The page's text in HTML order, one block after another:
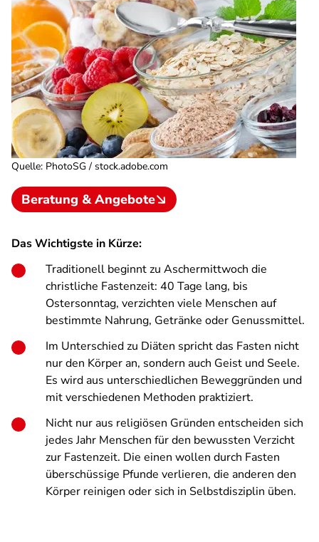
Quelle: PhotoSG / stock.adobe.com
Beratung & Angebote
Das Wichtigste in Kürze:
Traditionell beginnt zu Aschermittwoch die
christliche Fastenzeit: 40 Tage lang, bis
Ostersonntag, verzichten viele Menschen auf
bestimmte Nahrung, Getränke oder Genussmittel.
Im Unterschied zu Diäten spricht das Fasten nicht
nur den Körper an, sondern auch Geist und Seele.
Es wird aus unterschiedlichen Beweggründen und
mit verschiedenen Methoden praktiziert.
Nicht nur aus religiösen Gründen entscheiden sich
jedes Jahr Menschen für den bewussten Verzicht
zur Fastenzeit. Die einen wollen durch Fasten
überschüssige Pfunde verlieren, die anderen den
Körper reinigen oder sich in Selbstdisziplin üben.